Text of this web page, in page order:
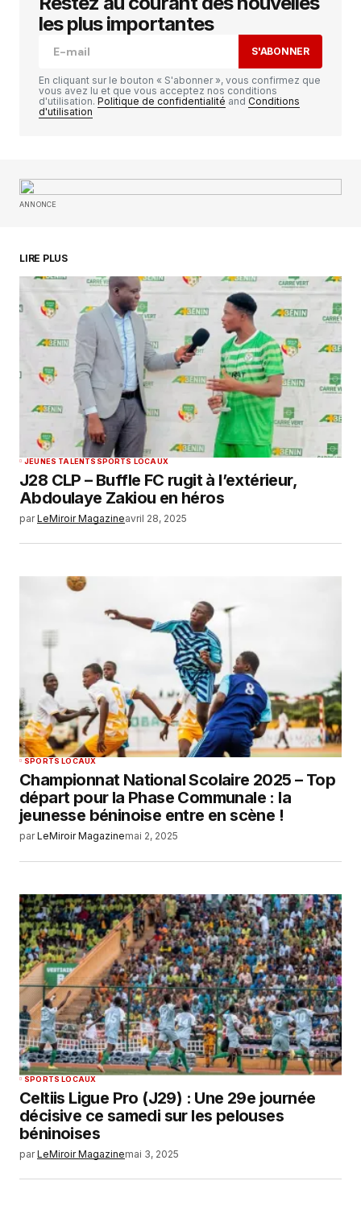
RÉPONDRE
Rhys3878
avril 28, 2025 à 3:18 am
Very good
Esperanza1914
RÉPONDRE
Votre adresse e-mail ne sera pas publiée.
champs obligatoires sont indiqués avec*
Comment
Your Name*
Your E-mail
Enregistrer mon nom, mon e-mail et mon
site dans le navigateur pour mon prochain
SUBMIT COMMENT
les plus importantes
S'ABONNER
En cliquant sur le bouton « S'abonner », vous confirmez que
vous avez lu et que vous acceptez nos conditions
d'utilisation. Politique de confidentialité and Conditions
d'utilisation
ANNONCE
LIRE PLUS
JEUNES TALENTS SPORTS LOCAUX
J28 CLP – Buffle FC rugit à l’extérieur,
Abdoulaye Zakiou en héros
par LeMiroir Magazineavril 28, 2025
SPORTS LOCAUX
Championnat National Scolaire 2025 – Top
départ pour la Phase Communale : la
jeunesse béninoise entre en scène !
par LeMiroir Magazinemai 2, 2025
SPORTS LOCAUX
Celtiis Ligue Pro (J29) : Une 29e journée
décisive ce samedi sur les pelouses
béninoises
par LeMiroir Magazinemai 3, 2025